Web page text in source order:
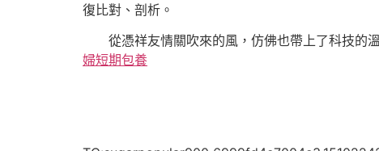
復比對、剖析。
從憑祥友情關吹來的風，仿佛也帶上了科技的
婦短期包養